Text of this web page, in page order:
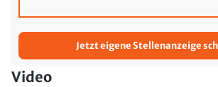
Jetzt eigene Stellenanzeige
Video